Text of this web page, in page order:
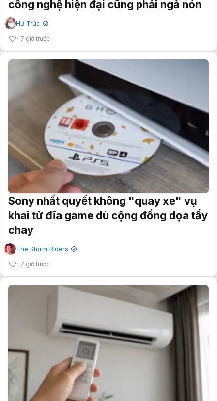
công nghệ hiện đại cũng phải ngả nón
Hư Trúc ✔
7 giờ trước
Sony nhất quyết không "quay xe" vụ
khai tử đĩa game dù cộng đồng dọa tẩy
chay
The Storm Riders ✔
7 giờ trước